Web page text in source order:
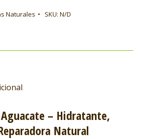
Naturales SKU: N/D
– Hidratante,
Natural